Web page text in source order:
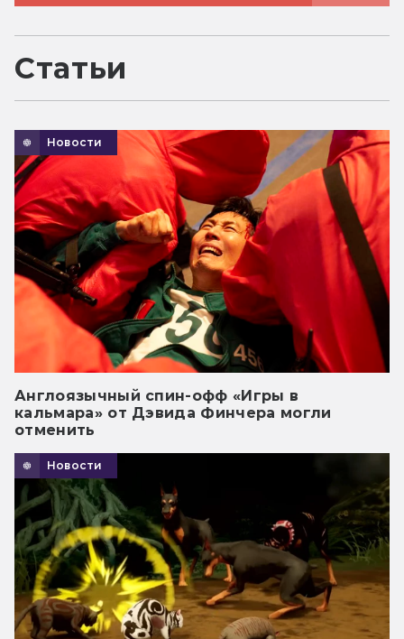
Статьи
Новости
Англоязычный спин-офф «Игры в
кальмара» от Дэвида Финчера могли
отменить
Новости